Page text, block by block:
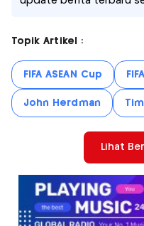
Topik Artikel :
FIFA ASEAN Cup
John Herdman
Lihat